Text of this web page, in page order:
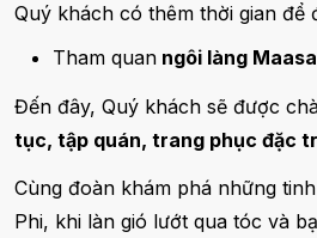
Quý khách có thêm thời gian để
Tham quan ngôi làng
Đến đây, Quý khách sẽ được
tục, tập quán, trang phục đặc
Cùng đoàn khám phá những
Phi, khi làn gió lướt qua tóc và